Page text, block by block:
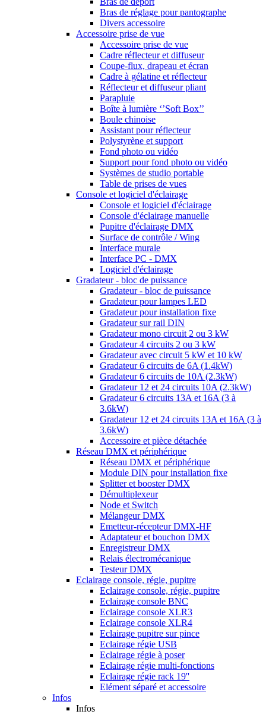
Bras de réglage pour pantographe
Divers accessoire
Accessoire prise de vue
Accessoire prise de vue
Cadre réflecteur et diffuseur
Coupe-flux, drapeau et écran
Cadre à gélatine et réflecteur
Réflecteur et diffuseur pliant
Parapluie
Boîte à lumière ‘’Soft Box’’
Boule chinoise
Assistant pour réflecteur
Polystyrène et support
Fond photo ou vidéo
Support pour fond photo ou vidéo
Systèmes de studio portable
Table de prises de vues
Console et logiciel d'éclairage
Console et logiciel d'éclairage
Console d'éclairage manuelle
Pupitre d'éclairage DMX
Surface de contrôle / Wing
Interface murale
Interface PC - DMX
Logiciel d'éclairage
Gradateur - bloc de puissance
Gradateur - bloc de puissance
Gradateur pour lampes LED
Gradateur pour installation fixe
Gradateur sur rail DIN
Gradateur mono circuit 2 ou 3 kW
Gradateur 4 circuits 2 ou 3 kW
Gradateur avec circuit 5 kW et 10 kW
Gradateur 6 circuits de 6A (1.4kW)
Gradateur 6 circuits de 10A (2.3kW)
Gradateur 12 et 24 circuits 10A (2.3kW)
Gradateur 6 circuits 13A et 16A (3 à
3.6kW)
Gradateur 12 et 24 circuits 13A et 16A (3 à
3.6kW)
Accessoire et pièce détachée
Réseau DMX et périphérique
Réseau DMX et périphérique
Module DIN pour installation fixe
Splitter et booster DMX
Démultiplexeur
Node et Switch
Mélangeur DMX
Emetteur-récepteur DMX-HF
Adaptateur et bouchon DMX
Enregistreur DMX
Relais électromécanique
Testeur DMX
Eclairage console, régie, pupitre
Eclairage console, régie, pupitre
Eclairage console BNC
Eclairage console XLR3
Eclairage console XLR4
Eclairage pupitre sur pince
Eclairage régie USB
Eclairage régie à poser
Eclairage régie multi-fonctions
Eclairage régie rack 19''
Elément séparé et accessoire
Infos
Infos